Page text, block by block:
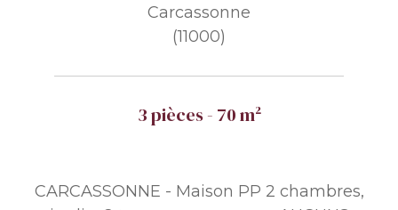
Carcassonne
(11000)
3 pièces - 70 m²
CARCASSONNE - Maison PP 2 chambres,